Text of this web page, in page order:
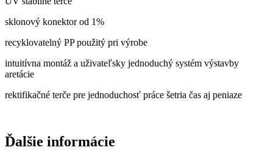
sklonový konektor od 1%
recyklovatelný PP použitý pri výrobe
intuitívna montáž a uživateľsky jednoduchý systém výstavby
aretácie
rektifikačné terče pre jednoduchosť práce šetria čas aj peniaze
Ďalšie informácie